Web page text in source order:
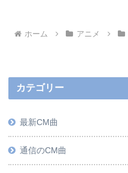
ホーム アニメ
カテゴリー
最新CM曲
通信のCM曲